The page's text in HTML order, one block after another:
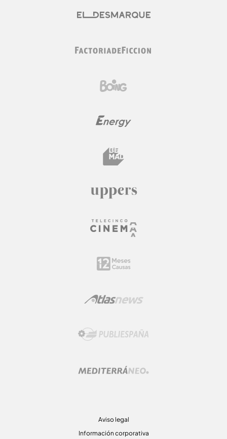
Aviso legal
Información corporativa